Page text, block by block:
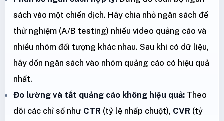
sách vào một chiến dịch. Hãy chia nhỏ ngân sách để
thử nghiệm (A/B testing) nhiều video quảng cáo và
nhiều nhóm đối tượng khác nhau. Sau khi có dữ liệu,
hãy dồn ngân sách vào nhóm quảng cáo có hiệu quả
nhất.
Đo lường và tắt quảng cáo không hiệu quả: Theo
dõi các chỉ số như CTR (tỷ lệ nhấp chuột), CVR (tỷ